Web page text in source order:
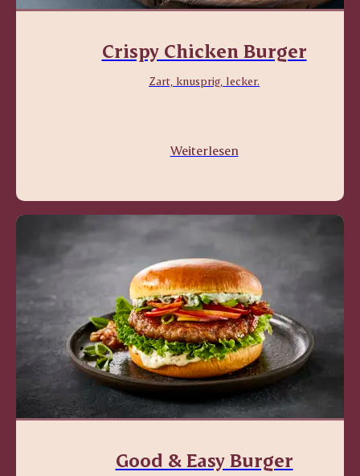
Crispy Chicken Burger
Zart, knusprig, lecker.
Weiterlesen
Good & Easy Burger